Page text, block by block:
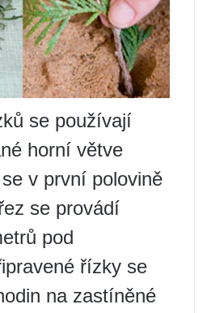
se používají
horní větve
v první polovině
se provádí
pod
řízky se
na zastíněné